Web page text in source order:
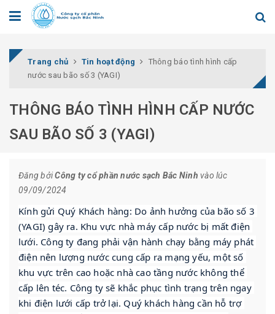
Trang chủ Tin hoạt động
Thông báo tình hình cấp
nước sau bão số 3 (YAGI)
THÔNG BÁO TÌNH HÌNH CẤP NƯỚC
SAU BÃO SỐ 3 (YAGI)
Đăng bởiCông ty cổ phần nước sạch Bắc Ninh vào lúc
09/09/2024
Kính gửi Quý Khách hàng: Do ảnh hưởng của bão số 3
(YAGI) gây ra. Khu vực nhà máy cấp nước bị mất điện
lưới. Công ty đang phải vận hành chạy bằng máy phát
điện nên lượng nước cung cấp ra mạng yếu, một số
khu vực trên cao hoặc nhà cao tầng nước không thể
cấp lên téc. Công ty sẽ khắc phục tình trạng trên ngay
khi điện lưới cấp trở lại. Quý khách hàng cần hỗ trợ